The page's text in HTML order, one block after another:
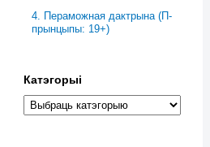
4. Пераможная дактрына (П-
прынцыпы: 19+)
Катэгорыі